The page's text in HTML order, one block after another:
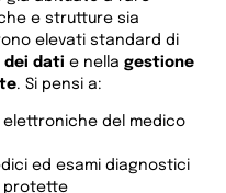
e strutture sia
elevati standard di
dati e nella gestione
. Si pensi a:
del medico
ed esami diagnostici
protette